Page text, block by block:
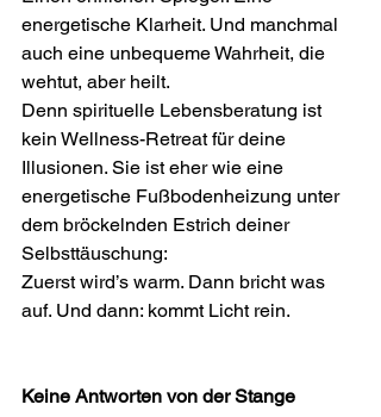
energetische Klarheit. Und manchmal
auch eine unbequeme Wahrheit, die
wehtut, aber heilt.
Denn spirituelle Lebensberatung ist
kein Wellness-Retreat für deine
Illusionen. Sie ist eher wie eine
energetische Fußbodenheizung unter
dem bröckelnden Estrich deiner
Selbsttäuschung:
Zuerst wird’s warm. Dann bricht was
auf. Und dann: kommt Licht rein.
Keine Antworten von der Stange